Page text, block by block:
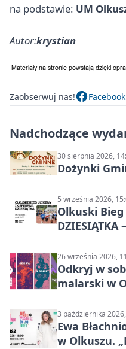
na podstawie: UM
Autor:krystian
Zaobserwuj nas! Facebook
Nadchodzące
30 sierpnia 2026,
Dożynki
5 września 2026,
Olkuski Bieg
26 września 2026,
Odkryj w
malarski w
3 października
Ewa
w Olkuszu.